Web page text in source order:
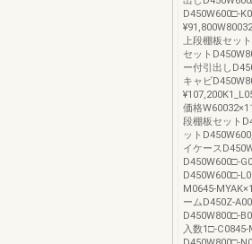
D450W600□-
上段棚板セッ
セット
ー付引出し
キャビ
価格W60032×1
段棚板セット
ット
イケース
D450W600□-
D450W600□-
M0645-
ームD450Z-
D450W800□-
入数1□-